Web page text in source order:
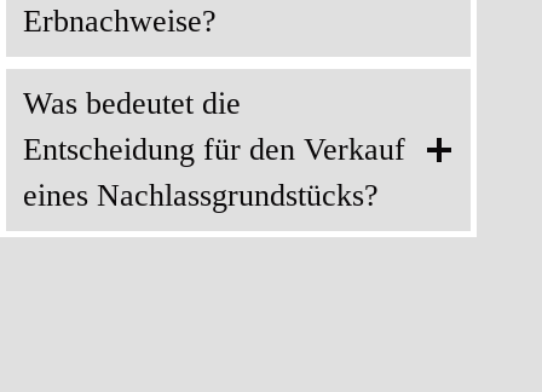
Erbnachweise?
Was bedeutet die
Entscheidung für den Verkauf
eines Nachlassgrundstücks?